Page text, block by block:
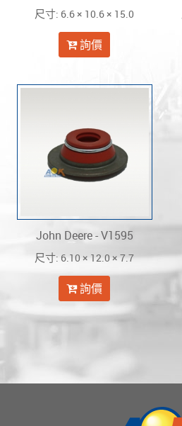
尺寸: 6.6 × 10.6 × 15.0
詢價
John Deere - V1595
尺寸: 6.10 × 12.0 × 7.7
詢價